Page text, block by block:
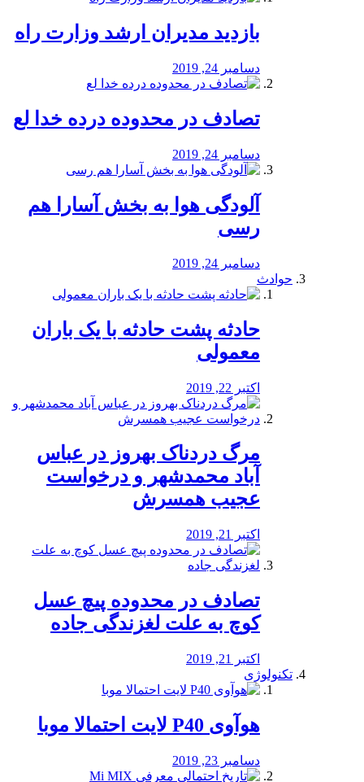
بازدید مدیران ارشد وزارت راه
دسامبر 24, 2019
تصادف در محدوده درده خدا لع
دسامبر 24, 2019
آلودگی هوا به بخش آسارا هم
رسی
دسامبر 24, 2019
حوادث
️حادثه پشت حادثه با یک باران
معمولی
اکتبر 22, 2019
مرگ دردناک بهروز در عباس
آباد محمدشهر و درخواست
عجیب همسرش
اکتبر 21, 2019
تصادف در محدوده پیچ عسل
کوچ به علت لغزندگی جاده
اکتبر 21, 2019
تکنولوژی
هوآوی P40 لایت احتمالا موبا
دسامبر 23, 2019